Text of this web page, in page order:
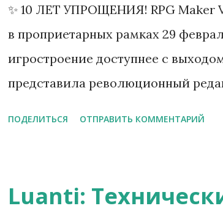
✨ 10 ЛЕТ УПРОЩЕНИЯ! RPG Maker
в проприетарных рамках 29
игростроение доступнее с
представила революционный
Автосборка карт из модулей 💜
ПОДЕЛИТЬСЯ ОТПРАВИТЬ КОММЕНТАРИЙ
Luanti: